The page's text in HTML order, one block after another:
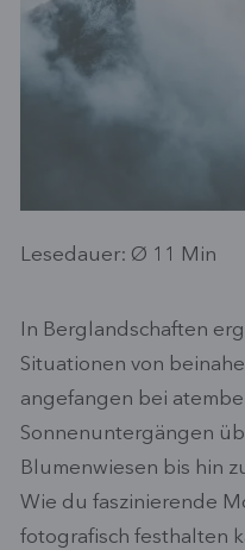
Lesedauer: Ø 11 Min
In Berglandschaften
Situationen von
angefangen bei
Sonnenuntergängen
Blumenwiesen bis hin
Wie du faszinierende
fotografisch festhalten